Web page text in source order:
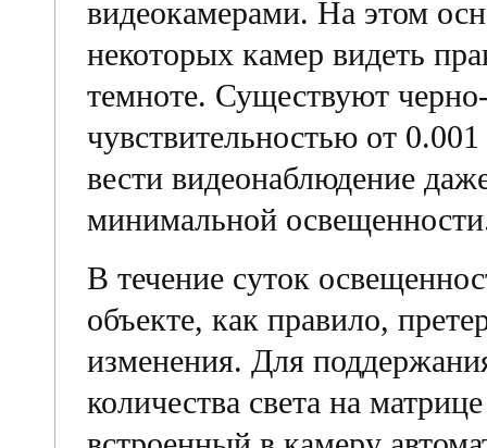
видеокамерами. На этом
некоторых камер видеть
темноте. Существуют
чувствительностью от
вести видеонаблюдение
минимальной
В течение суток
объекте, как правило,
изменения. Для
количества света на